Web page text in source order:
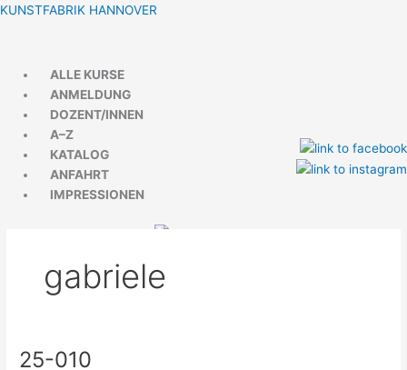
Zum
KUNSTFABRIK HANNOVER
Menü
ALLE KURSE
ANMELDUNG
DOZENT/INNEN
A–Z
KATALOG
ANFAHRT
IMPRESSIONEN
gabriele
25-010
25-
Menü